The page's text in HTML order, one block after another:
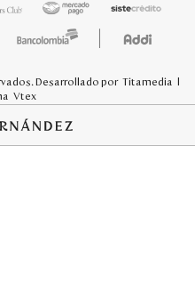
Desarrollado por Titamedia
Vtex